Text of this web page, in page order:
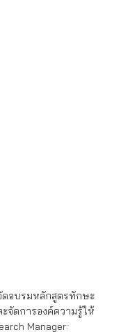
ดอบรมหลักสูตรทักษะ
จัดการองค์ความรู้ให้
Manager: